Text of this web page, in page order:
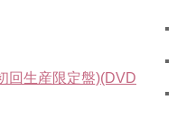
回生産限定盤)(DVD